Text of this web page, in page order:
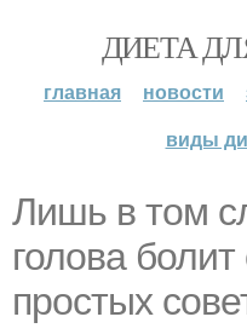
ДИЕТА
главная новости
виды
Лишь в том
голова
простых